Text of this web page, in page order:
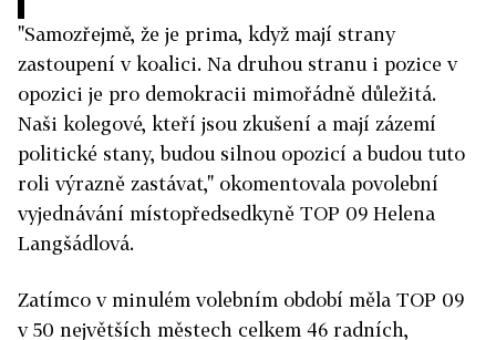
"Samozřejmě, že je prima, když mají strany
zastoupení v koalici. Na druhou stranu i pozice v
opozici je pro demokracii mimořádně důležitá.
Naši kolegové, kteří jsou zkušení a mají zázemí
politické stany, budou silnou opozicí a budou tuto
roli výrazně zastávat," okomentovala povolební
vyjednávání místopředsedkyně TOP 09 Helena
Langšádlová.
Zatímco v minulém volebním období měla TOP 09
v 50 největších městech celkem 46 radních,